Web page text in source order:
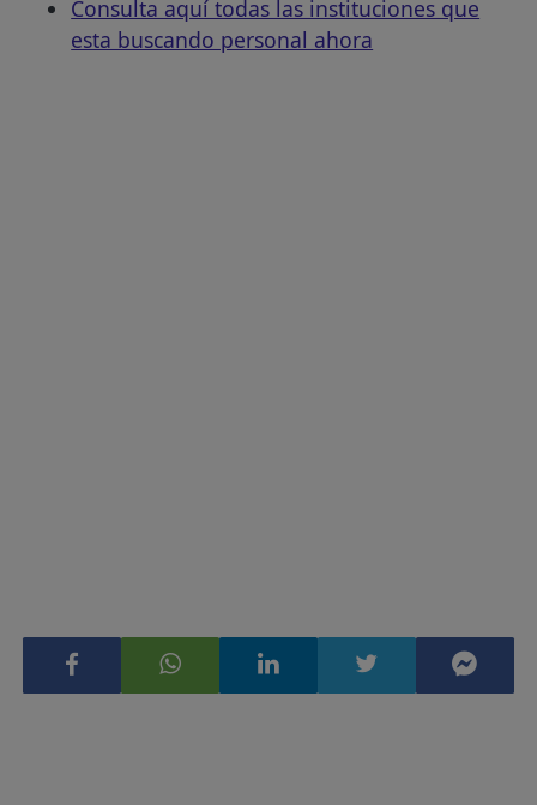
Consulta aquí todas las instituciones que
esta buscando personal ahora